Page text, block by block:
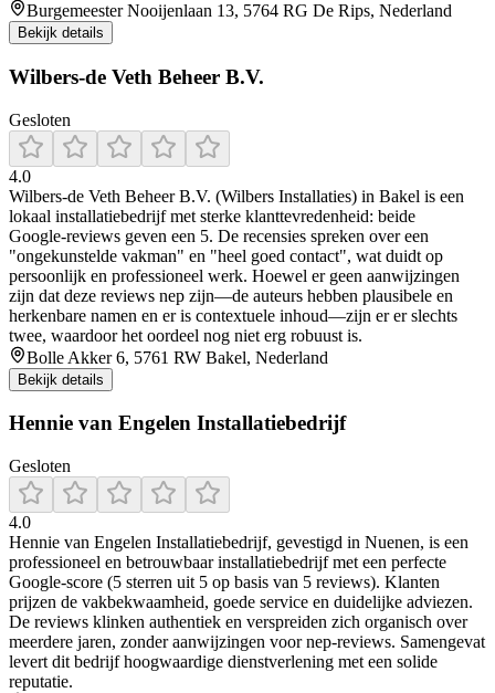
Burgemeester Nooijenlaan 13, 5764 RG De Rips, Nederland
Bekijk details
Wilbers-de Veth Beheer B.V.
Gesloten
4.0
Wilbers‑de Veth Beheer B.V. (Wilbers Installaties) in Bakel is een
lokaal installatiebedrijf met sterke klanttevredenheid: beide
Google‑reviews geven een 5. De recensies spreken over een
"ongekunstelde vakman" en "heel goed contact", wat duidt op
persoonlijk en professioneel werk. Hoewel er geen aanwijzingen
zijn dat deze reviews nep zijn—de auteurs hebben plausibele en
herkenbare namen en er is contextuele inhoud—zijn er er slechts
twee, waardoor het oordeel nog niet erg robuust is.
Bolle Akker 6, 5761 RW Bakel, Nederland
Bekijk details
Hennie van Engelen Installatiebedrijf
Gesloten
4.0
Hennie van Engelen Installatiebedrijf, gevestigd in Nuenen, is een
professioneel en betrouwbaar installatiebedrijf met een perfecte
Google‑score (5 sterren uit 5 op basis van 5 reviews). Klanten
prijzen de vakbekwaamheid, goede service en duidelijke adviezen.
De reviews klinken authentiek en verspreiden zich organisch over
meerdere jaren, zonder aanwijzingen voor nep‑reviews. Samengevat
levert dit bedrijf hoogwaardige dienstverlening met een solide
reputatie.